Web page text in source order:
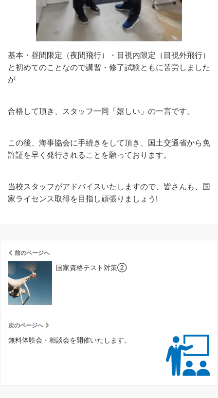
基本・昼間限定（夜間飛行）・目視内限定（目視外飛行）
と初めてのことなので講習・修了試験ともに苦労しました
が
合格して頂き、スタッフ一同「嬉しい」の一言です。
この後、海事協会に手続きをして頂き、国土交通省から免
許証を早く発行されることを願っております。
当校スタッフがアドバイスいたしますので、皆さんも、国
家ライセンス取得を目指し頑張りましょう!
前のページへ
国家資格テスト対策②
次のページへ
無料体験会・相談会を開催いたします。